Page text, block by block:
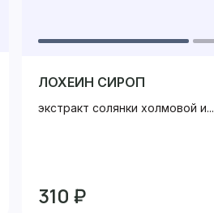
ЛОХЕИН СИРОП
экстракт солянки холмовой и...
310 ₽